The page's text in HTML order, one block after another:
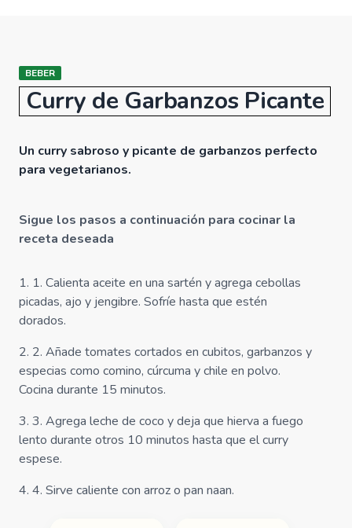
BEBER
Curry de Garbanzos Picante
Un curry sabroso y picante de garbanzos perfecto
para vegetarianos.
Sigue los pasos a continuación para cocinar la
receta deseada
1. 1. Calienta aceite en una sartén y agrega cebollas
picadas, ajo y jengibre. Sofríe hasta que estén
dorados.
2. 2. Añade tomates cortados en cubitos, garbanzos y
especias como comino, cúrcuma y chile en polvo.
Cocina durante 15 minutos.
3. 3. Agrega leche de coco y deja que hierva a fuego
lento durante otros 10 minutos hasta que el curry
espese.
4. 4. Sirve caliente con arroz o pan naan.